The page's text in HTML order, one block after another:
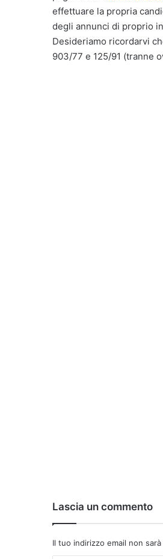
effettuare la propria
degli annunci di proprio
Desideriamo ricordarvi
903/77 e 125/91 (tranne
Lascia un commento
Il tuo indirizzo email non